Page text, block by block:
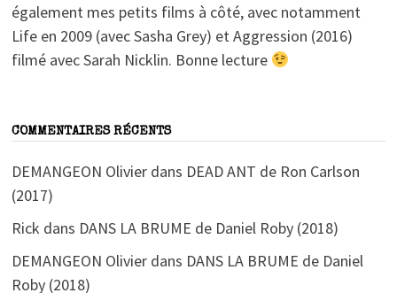
également mes petits films à côté, avec notamment
Life en 2009 (avec Sasha Grey) et Aggression (2016)
filmé avec Sarah Nicklin. Bonne lecture
COMMENTAIRES RÉCENTS
DEMANGEON Olivierdans DEAD ANT de Ron Carlson
(2017)
Rick dans DANS LA BRUME de Daniel Roby (2018)
DEMANGEON Olivierdans DANS LA BRUME de Daniel
Roby (2018)